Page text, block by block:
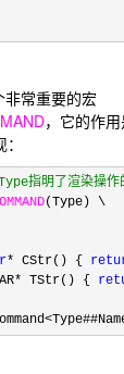
常重要的宏
，它的作
指明了渲染操作
(Type) \
* CStr() {
TStr() {